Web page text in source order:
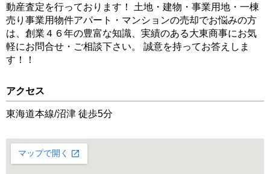
動産査定を行っております！ 土地・建物・事業用地・一棟
売り事業用物件アパート・マンションの売却でお悩みの方
は、創業４６年の豊富な知識、実績のある大東商事にお気
軽にお問合せ・ご相談下さい。 誠意を持ってお答えしま
す！！
アクセス
東海道本線/沼津 徒歩5分